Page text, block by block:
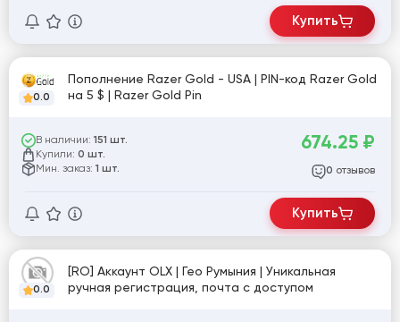
Купить
0.0
Пополнение Razer Gold - USA | PIN-код Razer Gold
на 5 $ | Razer Gold Pin
В наличии: 151 шт.
Купили: 0 шт.
Мин. заказ: 1 шт.
674.25 ₽
0 отзывов
Купить
0.0
[RO] Аккаунт OLX | Гео Румыния | Уникальная
ручная регистрация, почта с доступом